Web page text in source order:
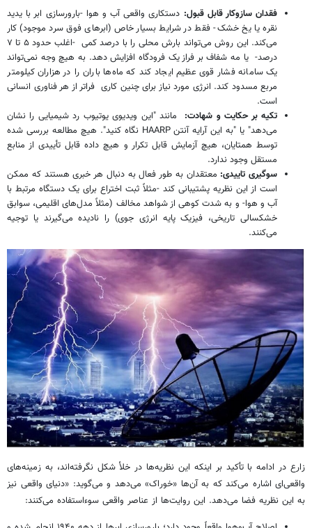
فقدان سازوکار قابل قبول: دستکاری واقعی آب و هوا -بارورسازی ابر با یدید
نقره یا یخ خشک- فقط در شرایط بسیار خاص (ابرهای فوق سرد موجود) کار
می‌کند. این روش می‌تواند بارش محلی را با درصد کمی -اغلب حدود ۵ تا ۷
درصد- یا مه شفاف بر فراز یک فرودگاه افزایش دهد. به هیچ وجه نمی‌تواند
یک سامانه فشار قوی عظیم ایجاد کند که ماه‌ها باران را در هزاران کیلومتر
مربع مسدود کند. انرژی مورد نیاز برای چنین کاری فراتر از هر فناوری انسانی
است.
تکیه بر حکایت و شهادت: مانند "این ویدیوی یوتیوب رد شیمیایی را نشان
می‌دهد" یا "به این آرایه آنتن HAARP نگاه کنید". هیچ مطالعه بررسی شده
توسط همتایان، هیچ آزمایش قابل تکرار و هیچ داده قابل تأییدی از منابع
مستقل وجود ندارد.
سوگیری تاییدی: معتقدان به طور فعال به دنبال هر خبری هستند که ممکن
است از این نظریه پشتیبانی کند -مثلاً ثبت اختراع برای یک دستگاه مرتبط با
آب و هوا- و به شدت کوهی از شواهد مخالف (مثلاً مدل‌های اقلیمی، سوابق
خشکسالی تاریخی، فیزیک پایه انرژی جوی) را نادیده می‌گیرند یا توجیه
می‌کنند.
زارع در ادامه با تأکید بر اینکه این نظریه‌ها در خلأ شکل نگرفته‌اند، به زمینه‌های
واقعی‌ای اشاره می‌کند که به آن‌ها «خوراک» می‌دهد و می‌گوید: «دنیای واقعی نیز
به این نظریه فضا می‌دهد. این روایت‌ها از عناصر واقعی سوءاستفاده می‌کنند: